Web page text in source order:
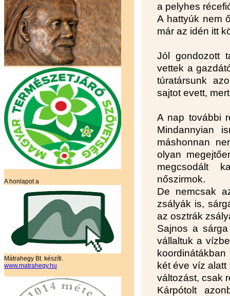
A honlapot a
Mátrahegy Bt. készíti.
www.matrahegy.hu
a pelyhes
A hattyúk nem
már az idén itt
Jól gondozott
vettek a
túratársunk
sajtot evett,
A nap további
Mindannyian
máshonnan
olyan
megcsodált
nőszirmok.
De nemcsak
zsályák is,
az osztrák
Sajnos a
vállaltuk a
két éve víz
változást, csak
Kárpótolt